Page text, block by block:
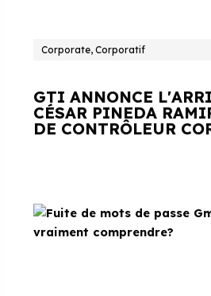
Corporate, Corporatif
GTI ANNONCE
CÉSAR PINEDA
DE CONTRÔLEUR